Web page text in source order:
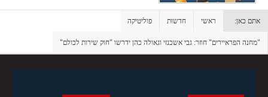
אתם כאן: ראשי חדשות פוליטיקה
"מחנה הפראיירים" חוזר: גבי אשכנזי וגאולה כהן ידרשו "חוק שירות לכולם"